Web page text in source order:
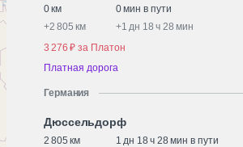
0 км
0 мин в пути
+2 805 км +1 дн 18 ч 28 мин
3 276 ₽ за Платон
Платная дорога
Германия
Дюссельдорф
2 805 км 1 дн 18 ч 28 мин в пути